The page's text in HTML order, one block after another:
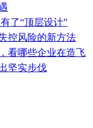
了“顶层设计”
控风险的新方法
看哪些企业在造飞
坚实步伐